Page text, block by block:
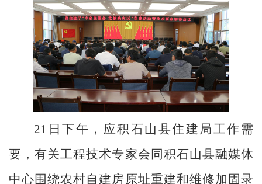
21日下午，应积石山县住建局工作需
要，有关工程技术专家会同积石山县融媒体
中心围绕农村自建房原址重建和维修加固录